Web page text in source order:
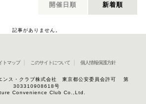
開催日順 新着順
記事がありません。
トマップ このサイトについて 個人情報保護方針
ンス・クラブ株式会社 東京都公安委員会許可 第
303310908618号
Convenience Club Co.,Ltd.